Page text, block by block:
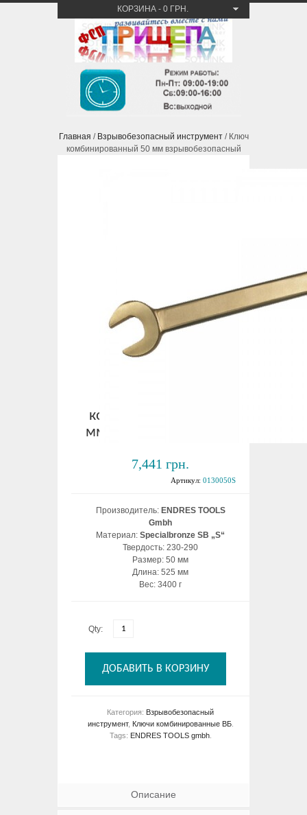
КОРЗИНА - 0 ГРН.
Главная / Взрывобезопасный инструмент/ Ключ
комбинированный 50 мм взрывобезопасный
комбинированный 50
мм взрывобезопасный
7,441 грн.
Артикул: 0130050S
Производитель: ENDRES TOOLS
Gmbh
Материал: Specialbronze SB „S“
Твердость: 230-290
Размер: 50 мм
Длина: 525 мм
Вес: 3400 г
Qty:
ДОБАВИТЬ В КОРЗИНУ
Категория: Взрывобезопасный
инструмент, Ключи комбинированные ВБ.
Tags: ENDRES TOOLS gmbh.
Описание